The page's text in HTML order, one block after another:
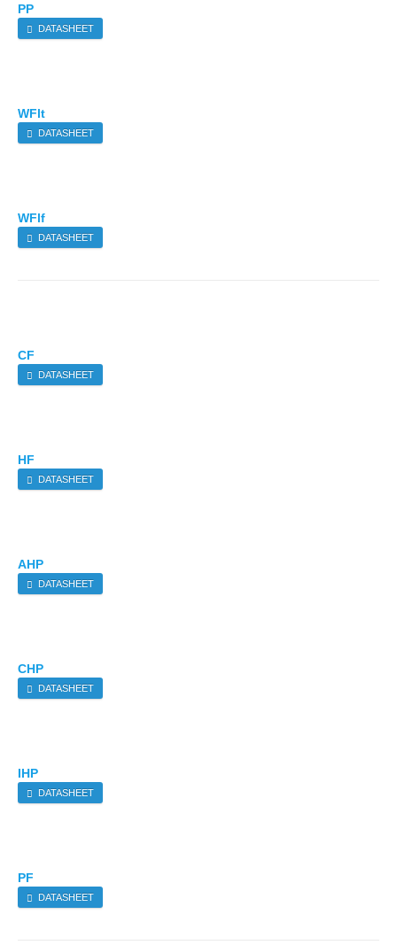
PP
DATASHEET
WFlt
DATASHEET
WFlf
DATASHEET
CF
DATASHEET
HF
DATASHEET
AHP
DATASHEET
CHP
DATASHEET
IHP
DATASHEET
PF
DATASHEET